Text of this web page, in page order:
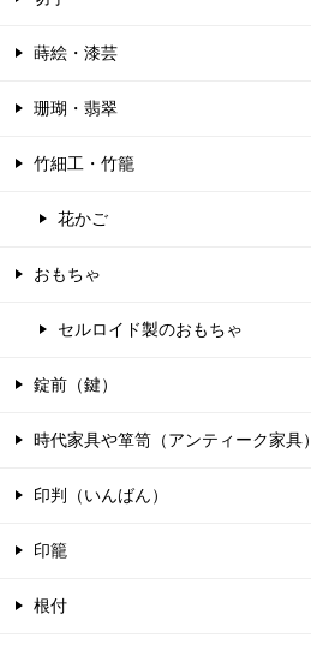
蒔絵・漆芸
珊瑚・翡翠
竹細工・竹籠
花かご
おもちゃ
セルロイド製のおもちゃ
錠前（鍵）
時代家具や箪笥（アンティーク家具）
印判（いんばん）
印籠
根付